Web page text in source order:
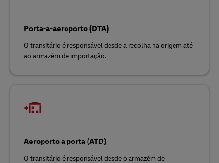
Porta-a-aeroporto (DTA)
O transitário é responsável desde a recolha na origem até
ao armazém de importação.
Aeroporto a porta (ATD)
O transitário é responsável desde o armazém de